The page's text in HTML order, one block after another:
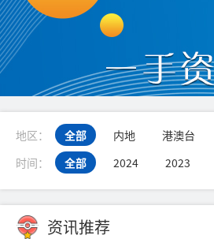
地区： 全部 内地 港澳台
时间：
全部 2024 2023
资讯推荐